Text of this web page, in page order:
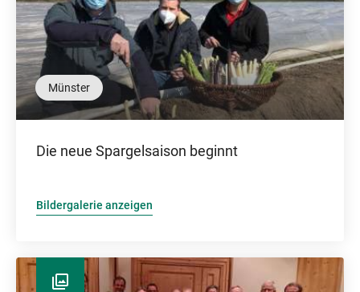
Münster
Die neue Spargelsaison beginnt
Bildergalerie anzeigen